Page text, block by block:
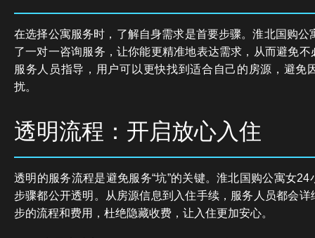
在选择公寓服务时，了解自身需求是首要步骤。淮北国购公
了一对一咨询服务，让你能更精准地表达需求，从而避免
服务人员指导，用户可以更快找到适合自己的房源，避免
扰。
透明流程：开启放心入住
透明的服务流程是避免服务“坑”的关键。淮北国购公寓女
步骤都公开透明。从房源信息到入住手续，服务人员都会
步的流程和费用，杜绝隐藏收费，让入住更加安心。